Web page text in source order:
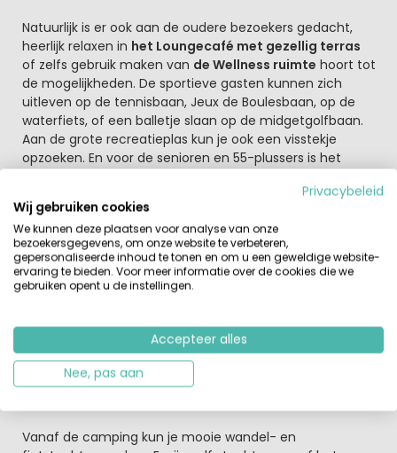
Natuurlijk is er ook aan de oudere bezoekers gedacht,
heerlijk relaxen in het Loungecafé met gezellig terras
of zelfs gebruik maken van de Wellness ruimte hoort tot
de mogelijkheden. De sportieve gasten kunnen zich
uitleven op de tennisbaan, Jeux de Boulesbaan, op de
waterfiets, of een balletje slaan op de midgetgolfbaan.
Aan de grote recreatieplas kun je ook een visstekje
opzoeken. En voor de senioren en 55-plussers is het
Limburg heeft zoveel te bieden
Dit vakantiepark is mooi gelegen in het limburgs
landschap met de charmante Maasdorpjes, enerzijds de
Grote Peel en het Maasdal en anderzijds (richting Duitse
uitgestrekte bos- en heidevelden. Hier liggen ook het
Leukermeer en Reindersmeer. Voor de jongste gasten is
een bezoek aan Toverland Sevenum, het Speelpark klein
Zwitserland in Tegelen of Zoo Parc Overloon erg leuk om
Vanaf de camping kun je mooie wandel- en
Privacybeleid
Wij gebruiken cookies
We kunnen deze plaatsen voor analyse van onze
bezoekersgegevens, om onze website te verbeteren,
gepersonaliseerde inhoud te tonen en om u een geweldige website-
ervaring te bieden. Voor meer informatie over de cookies die we
gebruiken opent u de instellingen.
Accepteer alles
Nee, pas aan